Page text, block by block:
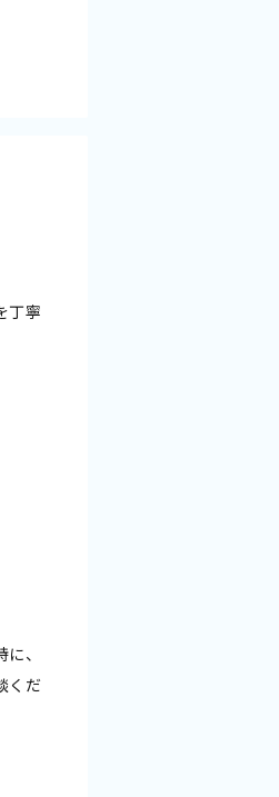
丁寧
、
くだ